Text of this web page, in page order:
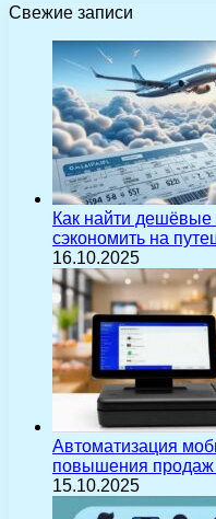
Свежие записи
Как найти
сэкономить на
16.10.2025
Автоматизация
повышения продаж
15.10.2025